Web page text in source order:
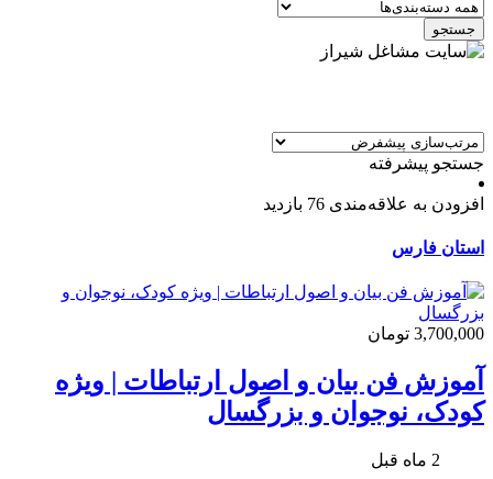
جستجو
جستجو پیشرفته
افزودن به علاقه‌مندی 76 بازدید
استان فارس
3,700,000 تومان
آموزش فن بیان و اصول ارتباطات | ویژه
کودک، نوجوان و بزرگسال
2 ماه قبل